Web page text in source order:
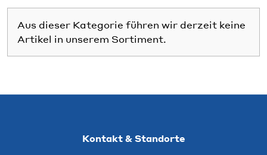
Aus dieser Kategorie führen wir derzeit keine
Artikel in unserem Sortiment.
Kontakt & Standorte